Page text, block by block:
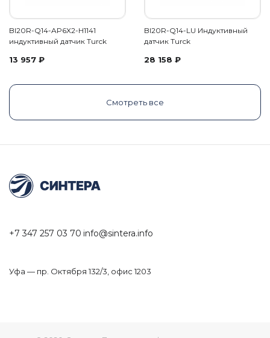
BI20R-Q14-AP6X2-H1141
индуктивный датчик Turck
13 957 ₽
BI20R-Q14-LU Индуктивный
датчик Turck
28 158 ₽
Смотреть все
+7 347 257 03 70 info@sintera.info
Уфа — пр. Октября 132/3, офис 1203